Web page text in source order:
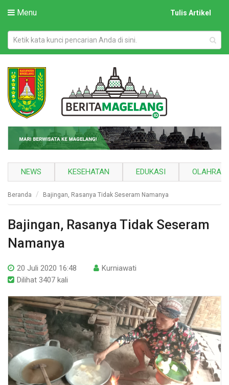
Menu Tulis Artikel
NEWS KESEHATAN EDUKASI
Beranda Bajingan, Rasanya Tidak Seseram Namanya
Bajingan, Rasanya Tidak Seseram
Namanya
20 Juli 2020 16:48
Kurniawati
Dilihat 3407 kali